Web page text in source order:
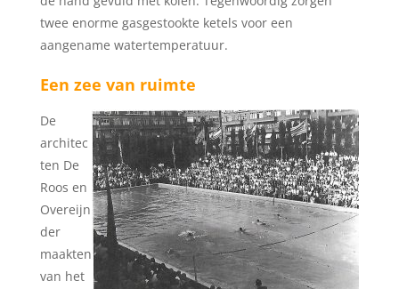
twee enorme gasgestookte ketels voor een
aangename watertemperatuur.
Een zee van ruimte
De
architec
ten De
Roos en
Overeijn
der
maakten
van het